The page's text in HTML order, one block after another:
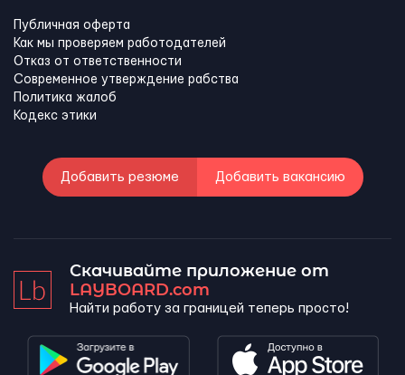
Публичная оферта
Как мы проверяем работодателей
Отказ от ответственности
Современное утверждение рабства
Политика жалоб
Кодекс этики
Добавить резюме Добавить вакансию
Скачивайте приложение от
LAYBOARD.com
Найти работу за границей теперь просто!